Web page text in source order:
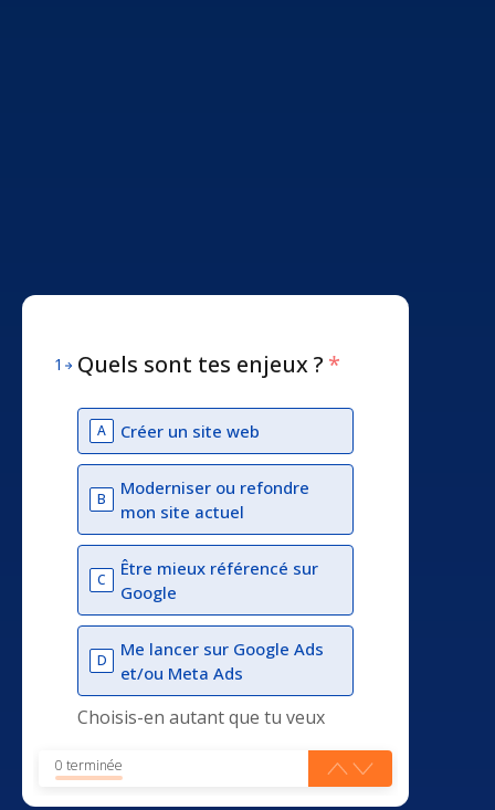
1 Quels sont tes enjeux ? *
A Créer un site web
B
Moderniser ou refondre
mon site actuel
C
Être mieux référencé sur
Google
D
Me lancer sur Google Ads
et/ou Meta Ads
Choisis-en autant que tu veux
0 terminée